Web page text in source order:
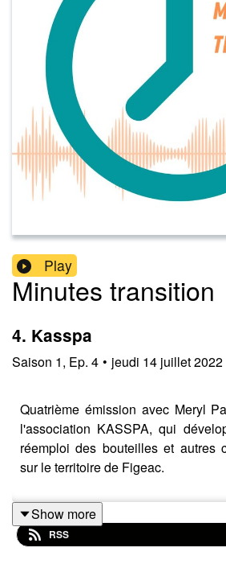
Play
Minutes transition
4. Kasspa
Saison 1, Ep. 4 • jeudi 14 juillet 2022
Quatrième émission avec Meryl
l'association KASSPA, qui
réemploi des bouteilles et autres
sur le territoire de Figeac.
Show more
RSS